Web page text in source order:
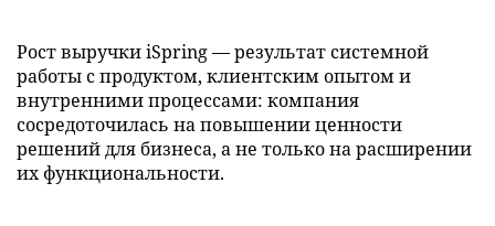
Рост выручки iSpring — результат системной
работы с продуктом, клиентским опытом и
внутренними процессами: компания
сосредоточилась на повышении ценности
решений для бизнеса, а не только на расширении
их функциональности.